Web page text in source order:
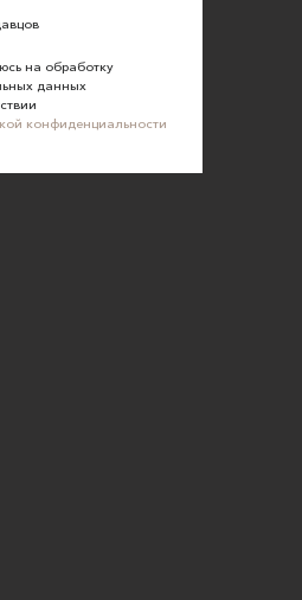
на обработку
данных
конфиденциальности